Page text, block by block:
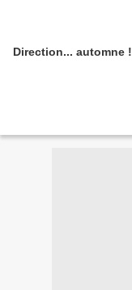
Direction... automne !